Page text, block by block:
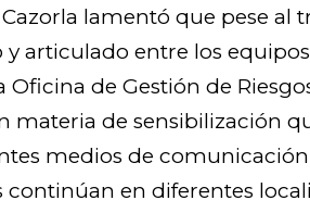
lamentó que pese al
y articulado entre los
Oficina de Gestión de
materia de sensibilización
medios de
continúan en diferentes